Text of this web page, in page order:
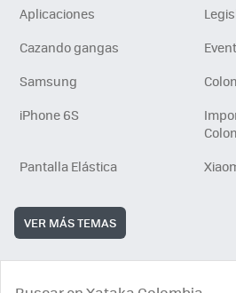
Aplicaciones
Cazando gangas
Samsung
iPhone 6S
Pantalla Elástica
VER MÁS TEMAS